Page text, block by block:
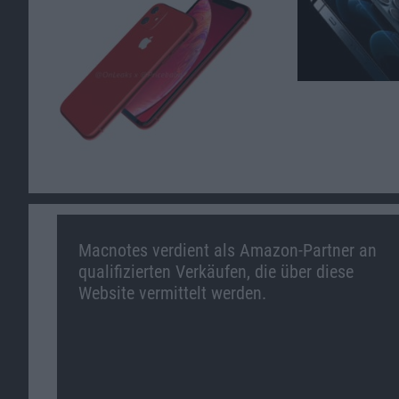
Macnotes verdient als Amazon-Partner an
qualifizierten Verkäufen, die über diese
Website vermittelt werden.